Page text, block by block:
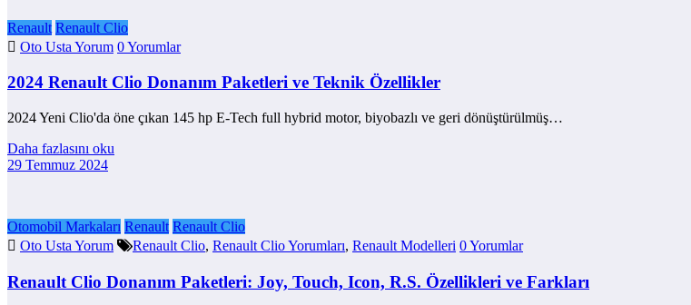
Renault Renault Clio
Oto Usta Yorum 0 Yorumlar
2024 Renault Clio Donanım Paketleri ve Teknik Özellikler
2024 Yeni Clio'da öne çıkan 145 hp E-Tech full hybrid motor, biyobazlı ve geri dönüştürülmüş…
Daha fazlasını oku
29 Temmuz 2024
Otomobil Markaları Renault Renault Clio
Oto Usta Yorum
Renault Clio, Renault Clio Yorumları, Renault Modelleri 0 Yorumlar
Renault Clio Donanım Paketleri: Joy, Touch, Icon, R.S. Özellikleri ve Farkları